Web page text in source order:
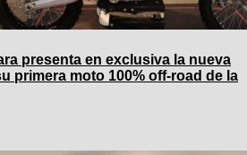
presenta en exclusiva la nueva
primera moto 100% off-road de la